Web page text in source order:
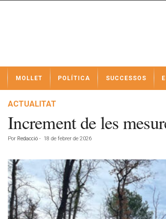
t
MOLLET POLÍTICA SUCCESSOS
ACTUALITAT
Increment de les
Por Redacció - 18 de febrer de 2026